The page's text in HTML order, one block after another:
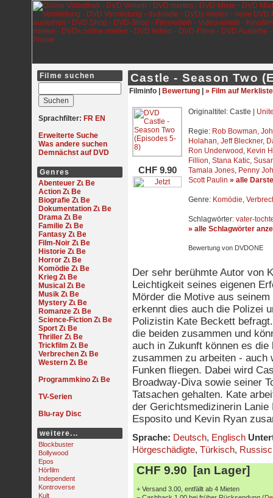
Filme suchen
Sprachfilter: FR EN
Erweiterte Suche
Was andere suchen
Demnächst auf DVD
Genres
Abenteuer
Action
Biografie
Dokumentation
Drama
Familie
Fantasy
Film-Noir
Historie
Horror
Komödie
Krieg
Musical
Musik
Mystery
Romanze
Science-Fiction
Sport
Thriller
Trickfilm
Verbrechen
Western
Programmkino
TV-Serien
Blu-ray Disc
weitere...
Blockbuster
Bollywood
Epos
Hörfilm
Independent
Kontroverse
Kult
Castle - Season Two
Filminfo | Bewertung » Film auf Merkliste
CHF 9.90
Originaltitel: Castle |
Regie: Rob Bowman,
Holahan, Jeff Bleckner,
Ron Underwood , Kevin
Fillion, Stana Katic,
Tamala Jones, Penny
Scott Paulin » alle
Genre: Komödie,
Schlagwörter: vater-
» alle Schlagwörter
Bewertung von DVDONE
Der sehr berühmte Autor von
Leichtigkeit seines eigenen
Mörder die Motive aus
erkennt dies auch die Polizei
Polizistin Kate Beckett
die beiden zusammen und
auch in Zukunft können es
zusammen zu arbeiten - auch
Funken fliegen. Dabei wird
Broadway-Diva sowie seiner
Tatsachen gehalten. Kate
der Gerichtsmedizinerin
Esposito und Kevin Ryan
Sprache: Deutsch, Englisch
Hörgeschädigte, Türkisch,
CHF 9.90 [an Lager]
+ Versand 3.00, entfällt ab 4 Mieten